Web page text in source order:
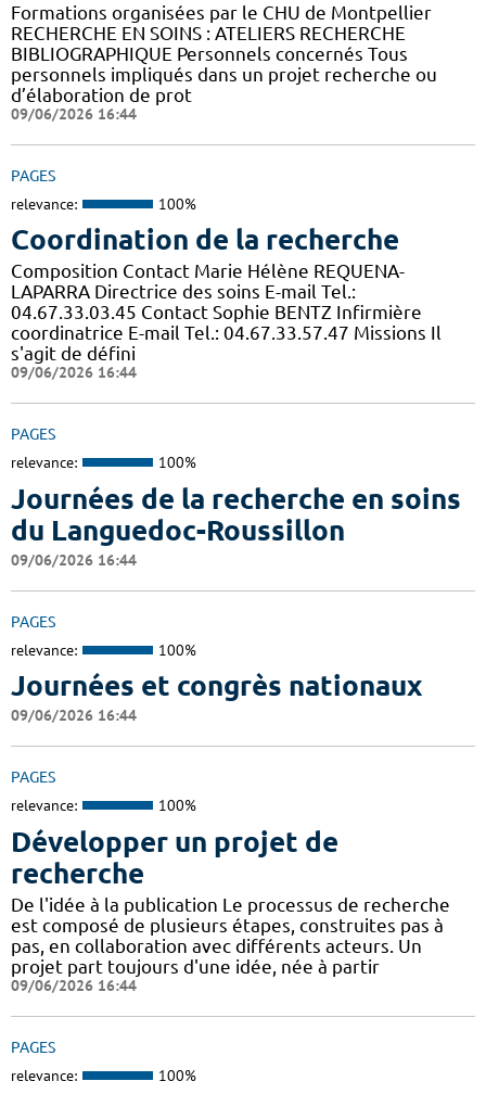
Formations organisées par le CHU de Montpellier
RECHERCHE EN SOINS : ATELIERS RECHERCHE
BIBLIOGRAPHIQUE Personnels concernés Tous
personnels impliqués dans un projet recherche ou
d’élaboration de prot
09/06/2026 16:44
PAGES
relevance: 100%
Coordination de la recherche
Composition Contact Marie Hélène REQUENA-
LAPARRA Directrice des soins E-mail Tel.:
04.67.33.03.45 Contact Sophie BENTZ Infirmière
coordinatrice E-mail Tel.: 04.67.33.57.47 Missions Il
s'agit de défini
09/06/2026 16:44
PAGES
relevance: 100%
Journées de la recherche en soins
du Languedoc-Roussillon
09/06/2026 16:44
PAGES
relevance: 100%
Journées et congrès nationaux
09/06/2026 16:44
PAGES
relevance: 100%
Développer un projet de
recherche
De l'idée à la publication Le processus de recherche
est composé de plusieurs étapes, construites pas à
pas, en collaboration avec différents acteurs. Un
projet part toujours d'une idée, née à partir
09/06/2026 16:44
PAGES
relevance: 100%